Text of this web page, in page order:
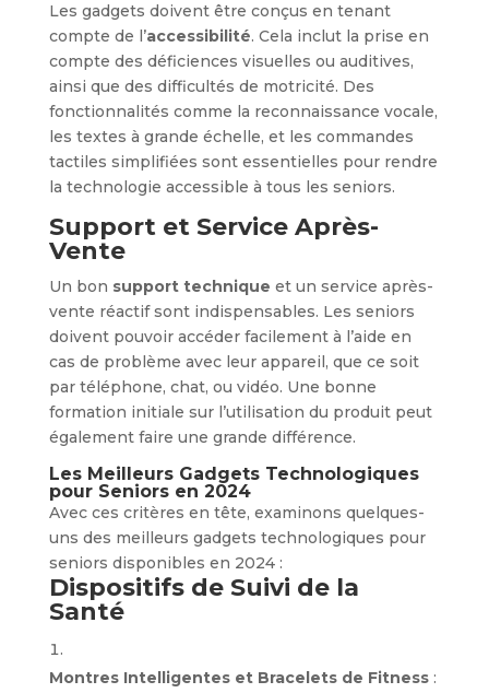
Les gadgets doivent être conçus en tenant
compte de l’accessibilité. Cela inclut la prise en
compte des déficiences visuelles ou auditives,
ainsi que des difficultés de motricité. Des
fonctionnalités comme la reconnaissance vocale,
les textes à grande échelle, et les commandes
tactiles simplifiées sont essentielles pour rendre
la technologie accessible à tous les seniors.
Support et Service Après-
Vente
Un bon support technique et un service après-
vente réactif sont indispensables. Les seniors
doivent pouvoir accéder facilement à l’aide en
cas de problème avec leur appareil, que ce soit
par téléphone, chat, ou vidéo. Une bonne
formation initiale sur l’utilisation du produit peut
également faire une grande différence.
Les Meilleurs Gadgets Technologiques
pour Seniors en 2024
Avec ces critères en tête, examinons quelques-
uns des meilleurs gadgets technologiques pour
seniors disponibles en 2024 :
Dispositifs de Suivi de la
Santé
Montres Intelligentes et Bracelets de Fitness: